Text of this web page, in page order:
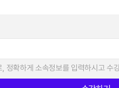
정확하게 소속정보를 입력하시고 수